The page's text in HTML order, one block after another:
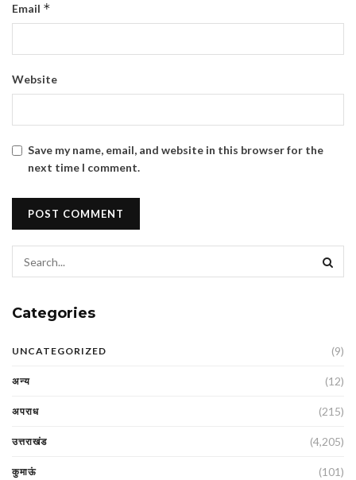
Email *
Website
Save my name, email, and website in this browser for the
next time I comment.
Categories
UNCATEGORIZED (9)
अन्य (12)
अपराध (215)
उत्तराखंड (4,205)
कुमाऊं (101)